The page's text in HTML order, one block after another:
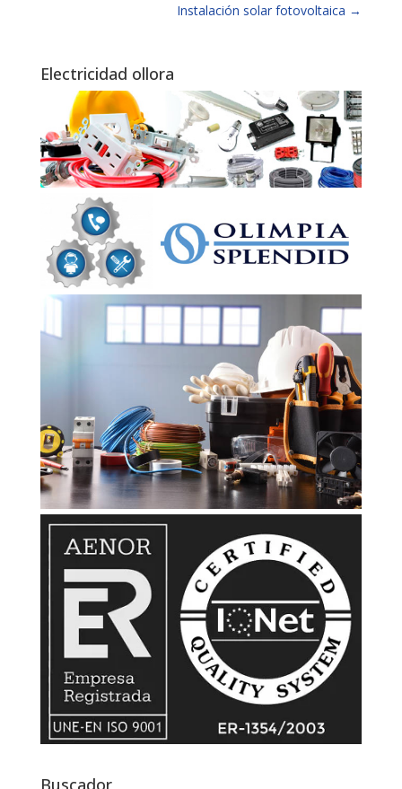
Instalación solar fotovoltaica →
Electricidad ollora